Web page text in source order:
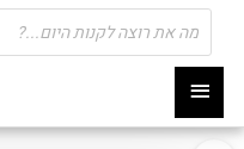
תפריט
ראשי
Products
search